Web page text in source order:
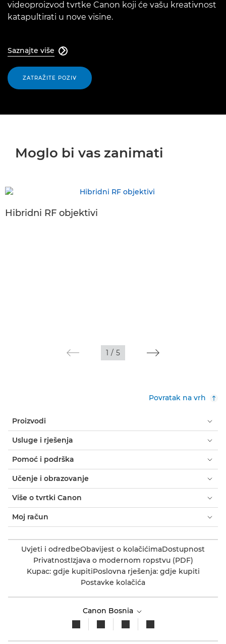
videoproizvod tvrtke Canon koji će vašu kreativnost
katapultirati u nove visine.
Saznajte više 
ZATRAŽITE POZIV
Moglo bi vas zanimati
Hibridni RF objektivi
1 / 5
Povratak na vrh
Proizvodi
Usluge i rješenja
Pomoć i podrška
Učenje i obrazovanje
Više o tvrtki Canon
Moj račun
Uvjeti i odredbeObavijest o kolačićimaDostupnost
PrivatnostIzjava o modernom ropstvu (PDF)
Kupac: gdje kupitiPoslovna rješenja: gdje kupiti
Postavke kolačića
Canon Bosnia